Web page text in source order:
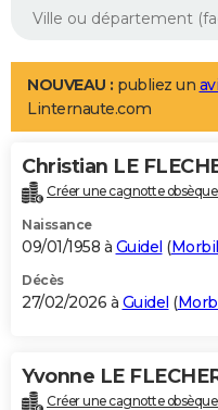
Aménagement intérieur
LIFESTYLE
Art de vivre
Bien-être
Loisirs
Mode
Modes de vie
Alimentation
Guide de la santé
Maladies
Médicaments
Sommeil
VOYAGE
Destinations
City break
Voyage nature
Voyage de noces
Forum
Climat
+PHOTO
GUIDES D'ACHAT
BONS PLANS
Carte de Noël
Carte Bonne année
Carte Saint-Valentin
Carte Pâques
Carte d'anniversaire
DICTIONNAIRE
NOUVEAU : publiez un
Linternaute.com
Christian LE
Créer une cagnotte
Naissance
09/01/1958 à Guidel (
Décès
27/02/2026 à Guidel (
Yvonne LE
Créer une cagnotte